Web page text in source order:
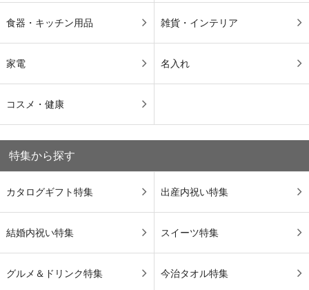
食器・キッチン用品 雑貨・インテリア
家電 名入れ
コスメ・健康
特集から探す
カタログギフト特集 出産内祝い特集
結婚内祝い特集 スイーツ特集
グルメ＆ドリンク特集 今治タオル特集